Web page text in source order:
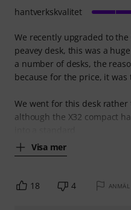
We recently upgraded to
peavey desk, this was a
a number of desks, the
because for the price, it
We went for this desk rather
although the X32 compact
Visa mer
hantverkskvalitet
18 4